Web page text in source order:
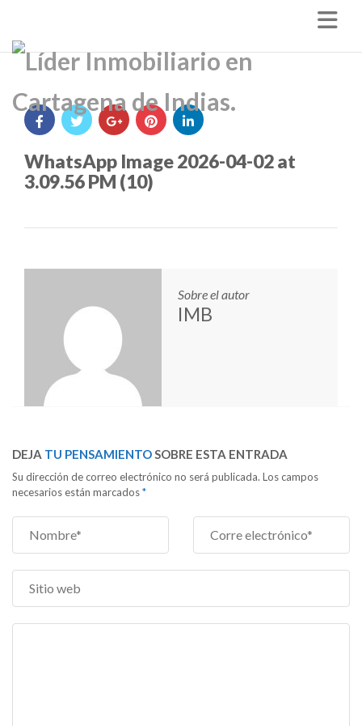
WhatsApp Image 2026-04-02 at
3.09.56 PM (10)
Sobre el autor
IMB
DEJA TU PENSAMIENTOSOBRE ESTA ENTRADA
Su dirección de correo electrónico no será publicada. Los campos
necesarios están marcados*